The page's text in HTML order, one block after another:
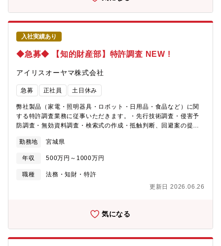
入社実績あり
◆急募◆ 【知的財産部】特許調査 NEW !
アイリスオーヤマ株式会社
急募 正社員 土日休み
弊社製品（家電・照明器具・ロボット・日用品・食品など）に関
する特許調査業務に従事いただきます。・先行技術調査・侵害予
防調査・無効資料調査・検索式の作成・抵触判断、回避案の提案
うため。 特に、大阪心斎橋オフィス、宮城角田オフィスの強化
を考えております。■扱う製品分野宮城（角田オフィス）・・・
LED照明、無線照明制御、日用品、大型家電、食品東京（蒲田オ
フィス）・・・ロボット、小型家電、デジタル家電、オフィス家
勤務地 宮城県
年収 500万円～1000万円
職種
法務・知財・特許
更新日 2026.06.26
気になる